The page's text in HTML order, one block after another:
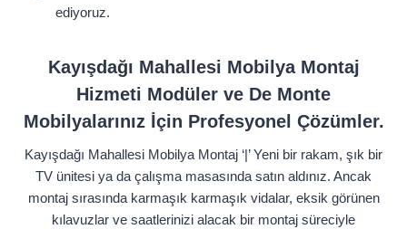
ediyoruz.
Kayışdağı Mahallesi Mobilya Montaj
Hizmeti Modüler ve De Monte
Mobilyalarınız İçin Profesyonel Çözümler.
Kayışdağı Mahallesi Mobilya Montaj ‘|’ Yeni bir rakam, şık bir
TV ünitesi ya da çalışma masasında satın aldınız. Ancak
montaj sırasında karmaşık karmaşık vidalar, eksik görünen
kılavuzlar ve saatlerinizi alacak bir montaj süreciyle